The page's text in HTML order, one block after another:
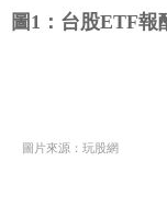
圖1：台股ETF報
圖片來源：玩股網